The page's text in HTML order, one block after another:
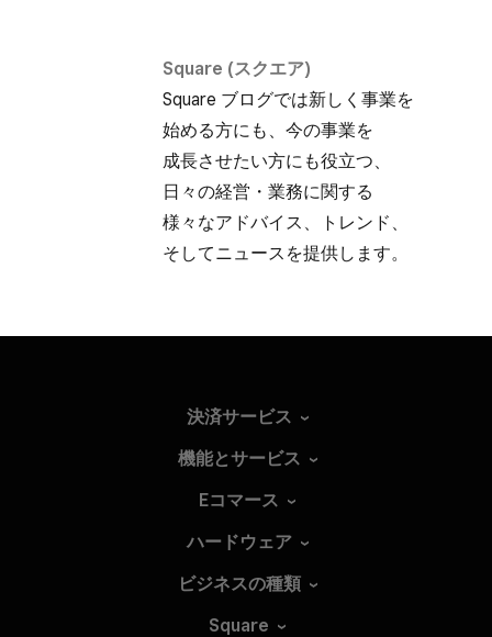
Square (スクエア)
Square ブログでは​新しく​事業を​
始める方にも、​今の​事業を​
成長させたい方にも​役立つ、​
日々の​経営・業務に​関する​
様々な​アドバイス、​トレンド、​
そして​ニュースを​提供します。
決済サービス
機能とサービス
Eコマース
ハードウェア
ビジネスの種類
Square